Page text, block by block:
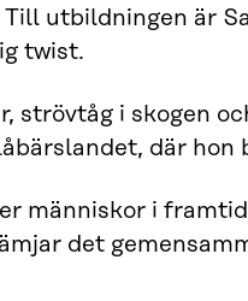
utbildningen är
twist.
strövtåg i skogen
där hon
människor i
det